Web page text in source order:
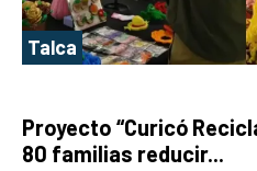
Talca
Proyecto “Curicó
80 familias reducir...